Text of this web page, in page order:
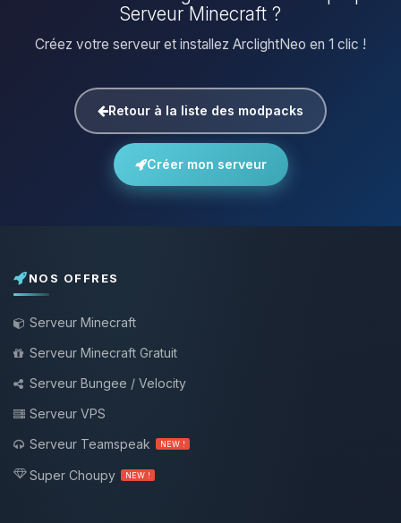
Serveur Minecraft ?
Créez votre serveur et installez ArclightNeo en 1 clic !
Retour à la liste des modpacks
Créer mon serveur
NOS OFFRES
Serveur Minecraft
Serveur Minecraft Gratuit
Serveur Bungee / Velocity
Serveur VPS
Serveur Teamspeak
NEW !
Super Choupy NEW !